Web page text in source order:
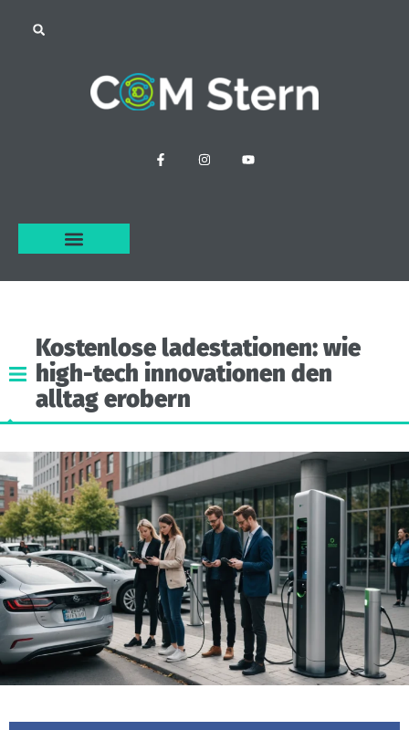
Kostenlose ladestationen: wie
high-tech innovationen den
alltag erobern